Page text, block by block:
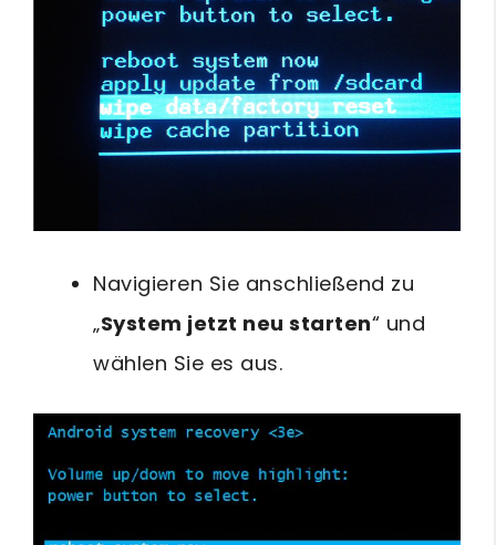
Navigieren Sie anschließend zu
„System jetzt neu starten“ und
wählen Sie es aus.